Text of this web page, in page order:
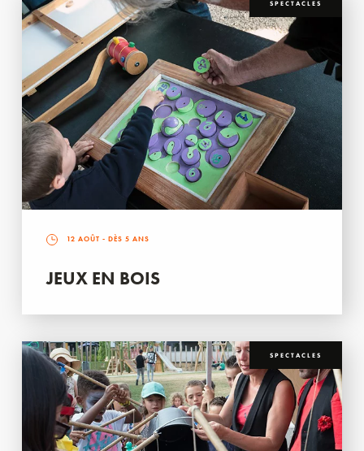
SPECTACLES
12 AOÛT - DÈS 5 ANS
JEUX EN BOIS
SPECTACLES